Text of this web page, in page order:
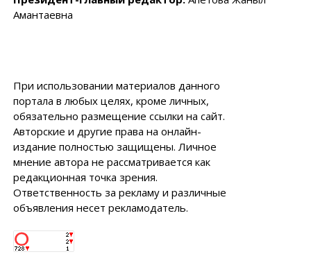
Амантаевна
При использовании материалов данного
портала в любых целях, кроме личных,
обязательно размещение ссылки на сайт.
Авторские и другие права на онлайн-
издание полностью защищены. Личное
мнение автора не рассматривается как
редакционная точка зрения.
Ответственность за рекламу и различные
объявления несет рекламодатель.